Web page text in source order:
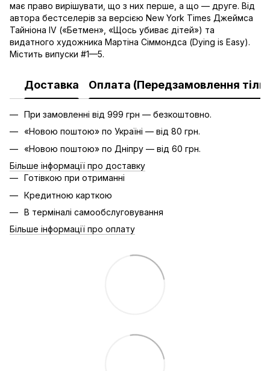
має право вирішувати, що з них перше, а що — друге. Від
автора бестселерів за версією New York Times Джеймса
Тайніона IV («Бетмен», «Щось убиває дітей») та
видатного художника Мартіна Сіммондса (Dying is Easy).
Містить випуски #1—5.
Доставка Оплата (Передзамовлення
При замовленні від 999 грн — безкоштовно.
«Новою поштою» по Україні — від 80 грн.
«Новою поштою» по Дніпру — від 60 грн.
Більше інформації про доставку
Готівкою при отриманні
Кредитною карткою
В терміналі самообслуговування
Більше інформації про оплату